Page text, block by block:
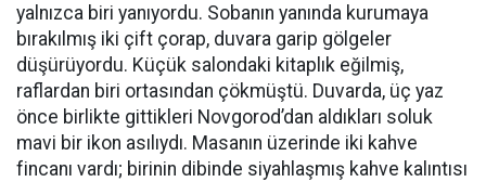
yalnızca biri yanıyordu. Sobanın yanında kurumaya
bırakılmış iki çift çorap, duvara garip gölgeler
düşürüyordu. Küçük salondaki kitaplık eğilmiş,
raflardan biri ortasından çökmüştü. Duvarda, üç yaz
önce birlikte gittikleri Novgorod’dan aldıkları soluk
mavi bir ikon asılıydı. Masanın üzerinde iki kahve
fincanı vardı; birinin dibinde siyahlaşmış kahve kalıntısı